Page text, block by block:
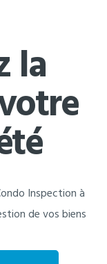
la
Inspection à
de vos biens